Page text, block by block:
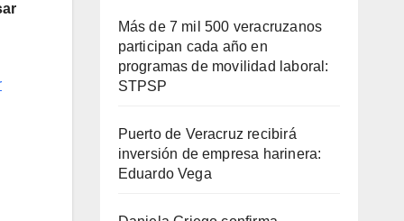
Más de 7 mil 500 veracruzanos
participan cada año en
programas de movilidad laboral:
STPSP
Puerto de Veracruz recibirá
inversión de empresa harinera:
Eduardo Vega